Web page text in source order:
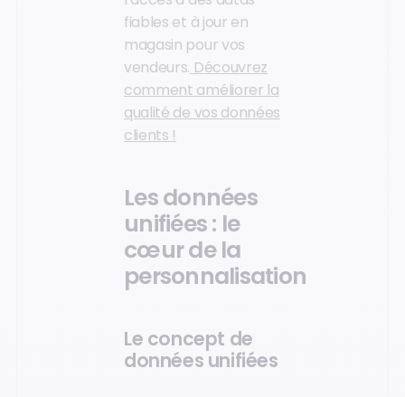
fiables et à jour en
magasin pour vos
vendeurs. Découvrez
comment améliorer la
qualité de vos données
clients !
Les données
unifiées : le
cœur de la
personnalisation
Le concept de
données unifiées